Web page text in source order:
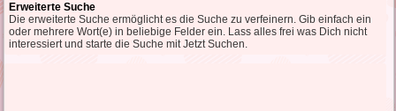
Erweiterte Suche
Die erweiterte Suche ermöglicht es die Suche zu verfeinern. Gib einfach ein
oder mehrere Wort(e) in beliebige Felder ein. Lass alles frei was Dich nicht
interessiert und starte die Suche mit Jetzt Suchen.